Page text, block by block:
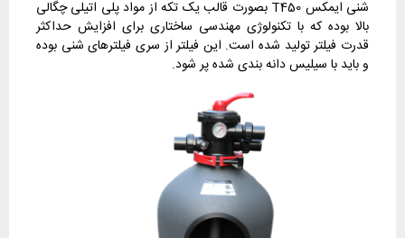
شنی ایمکس T450 بصورت قالب یک تکه از مواد پلی اتیلی چگالی
بالا بوده که با تکنولوژی مهندسی ساختاری برای افزایش حداکثر
قدرت فیلتر تولید شده است. این فیلتر از سری فیلترهای شنی بوده
و باید با سیلیس دانه بندی شده پر شود.